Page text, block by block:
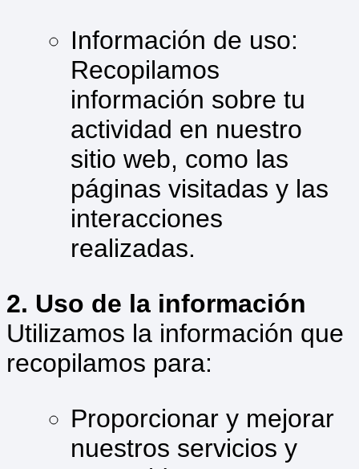
Información de uso:
Recopilamos
información sobre tu
actividad en nuestro
sitio web, como las
páginas visitadas y las
interacciones
realizadas.
2. Uso de la información
Utilizamos la información que
recopilamos para:
Proporcionar y mejorar
nuestros servicios y